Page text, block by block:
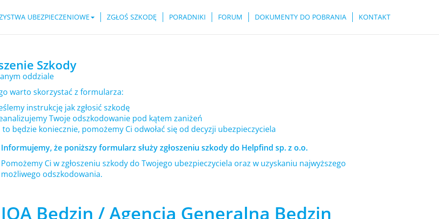
UBEZPIECZENIOWE ZGŁOŚ SZKODĘ PORADNIKI FORUM DOKUMENTY DO POBRANIA KONTAKT
Szkody
oddziale
warto skorzystać z formularza:
instrukcję jak zgłosić szkodę
Twoje odszkodowanie pod kątem zaniżeń
będzie koniecznie, pomożemy Ci odwołać się od decyzji ubezpieczyciela
Informujemy, że poniższy formularz służy zgłoszeniu szkody do Helpfind sp. z o.o.
Pomożemy Ci w zgłoszeniu szkody do Twojego ubezpieczyciela oraz w uzyskaniu najwyższego
możliwego odszkodowania.
Będzin / Agencja Generalna Będzin